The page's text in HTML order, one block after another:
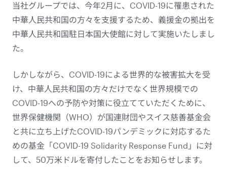
当社グループでは、今年2月に、COVID-19に罹患された
中華人民共和国の方々を支援するため、義援金の拠出を
中華人民共和国駐日本国大使館に対して実施いたしまし
た。
しかしながら、COVID-19による世界的な被害拡大を受
け、中華人民共和国の方々だけでなく世界規模での
COVID-19への予防や対策に役立てていただくために、
世界保健機関（WHO）が国連財団やスイス慈善基金会
と共に立ち上げたCOVID-19パンデミックに対応するた
めの基金「COVID-19 Solidarity Response Fund」に対
して、50万米ドルを寄付したことをお知らせします。